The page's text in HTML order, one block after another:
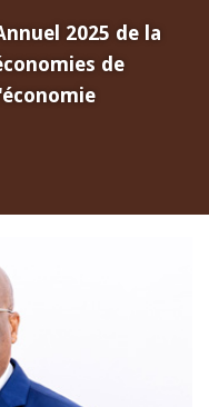
2025 de la
de